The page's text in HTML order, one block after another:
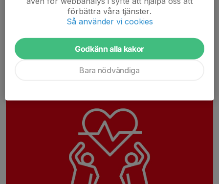
förbättra våra tjänster.
Så använder vi cookies
Godkänn alla kakor
Bara nödvändiga